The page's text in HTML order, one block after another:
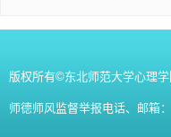
版权所有©东北师范大学心理
师德师风监督举报电话、邮箱